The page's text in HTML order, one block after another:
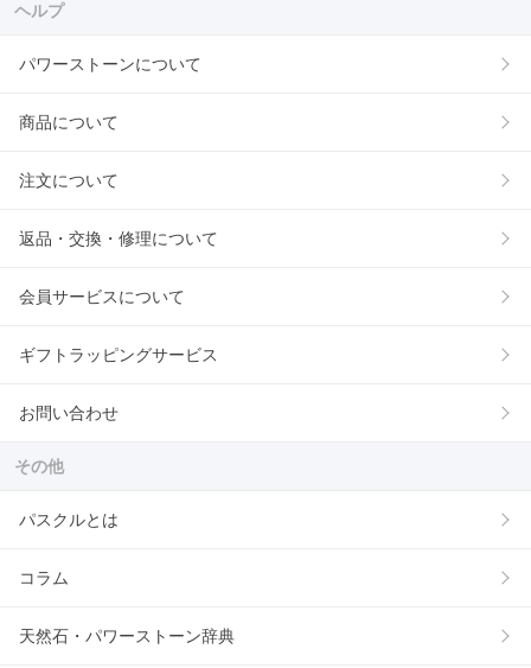
ヘルプ
パワーストーンについて
商品について
注文について
返品・交換・修理について
会員サービスについて
ギフトラッピングサービス
お問い合わせ
その他
パスクルとは
コラム
天然石・パワーストーン辞典